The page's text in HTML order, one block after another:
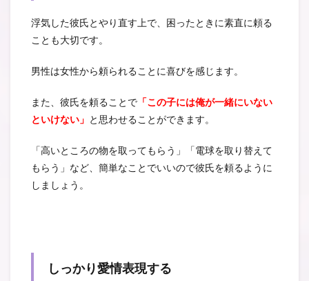
浮気した彼氏とやり直す上で、困ったときに素直に頼る
ことも大切です。
男性は女性から頼られることに喜びを感じます。
また、彼氏を頼ることで 「この子には俺が一緒にいない
といけない」 と思わせることができます。
「高いところの物を取ってもらう」「電球を取り替えて
もらう」など、簡単なことでいいので彼氏を頼るように
しましょう。
しっかり愛情表現する